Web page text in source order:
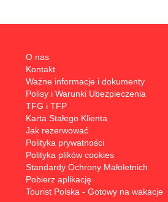
O nas
Kontakt
Ważne informacje i dokumenty
Polisy i Warunki Ubezpieczenia
TFG i TFP
Karta Stałego Klienta
Jak rezerwować
Polityka prywatności
Polityka plików cookies
Standardy Ochrony Małoletnich
Pobierz aplikację
Tourist Polska - Gotowy na wakacje